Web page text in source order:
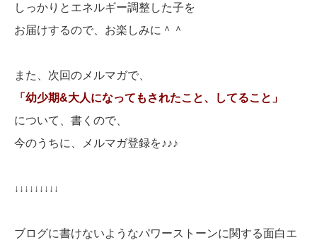
しっかりとエネルギー調整した子を
お届けするので、お楽しみに＾＾
また、次回のメルマガで、
「幼少期&大人になってもされたこと、してること」
について、書くので、
今のうちに、メルマガ登録を♪♪♪
↓↓↓↓↓↓↓↓↓
ブログに書けないようなパワーストーンに関する面白エ